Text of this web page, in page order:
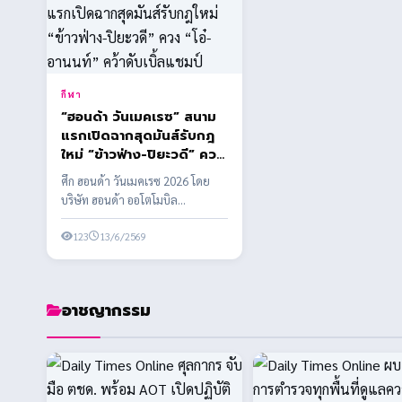
กีฬา
“ฮอนด้า วันเมคเรซ” สนาม
แรกเปิดฉากสุดมันส์รับกฎ
ใหม่ “ข้าวฟ่าง-ปิยะวดี” ควง
“โอ๋-อานนท์” คว้าดับเบิ้ล
แชมป์
ศึก ฮอนด้า วันเมคเรซ 2026 โดย
บริษัท ฮอนด้า ออโตโมบิล
(ประเทศไทย) จำกัด ร่วมกับ บริษัท
กรังด์ปรีซ์ ...
123 13/6/2569
อาชญากรรม